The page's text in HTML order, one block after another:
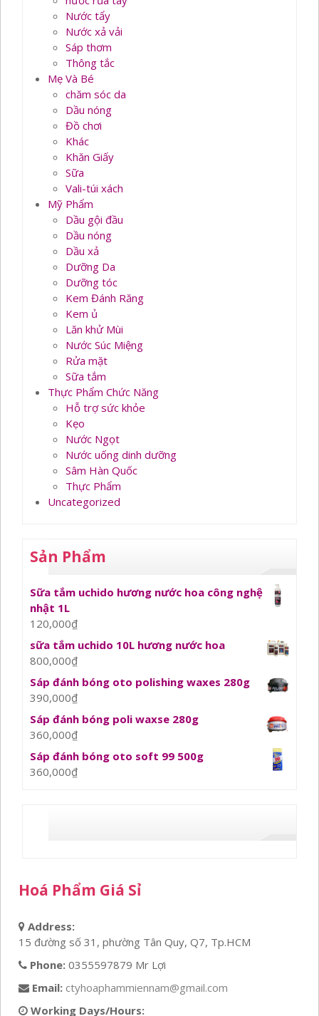
Nước tẩy
Nước xả vải
Sáp thơm
Thông tắc
Mẹ Và Bé
chăm sóc da
Dầu nóng
Đồ chơi
Khác
Khăn Giấy
Sữa
Vali-túi xách
Mỹ Phẩm
Dầu gội đầu
Dầu nóng
Dầu xả
Dưỡng Da
Dưỡng tóc
Kem Đánh Răng
Kem ủ
Lăn khử Mùi
Nước Súc Miệng
Rửa mặt
Sữa tắm
Thực Phẩm Chức Năng
Hỗ trợ sức khỏe
Kẹo
Nước Ngọt
Nước uống dinh dưỡng
Sâm Hàn Quốc
Thực Phẩm
Uncategorized
Sản Phẩm
Sữa tắm uchido hương nước hoa công nghệ
nhật 1L
120,000₫
sữa tắm uchido 10L hương nước hoa
800,000₫
Sáp đánh bóng oto polishing waxes 280g
390,000₫
Sáp đánh bóng poli waxse 280g
360,000₫
Sáp đánh bóng oto soft 99 500g
360,000₫
Hoá Phẩm Giá Sỉ
Address:
15 đường số 31, phường Tân Quy, Q7, Tp.HCM
Phone: 0355597879 Mr Lợi
Email: ctyhoaphammiennam@gmail.com
Working Days/Hours: